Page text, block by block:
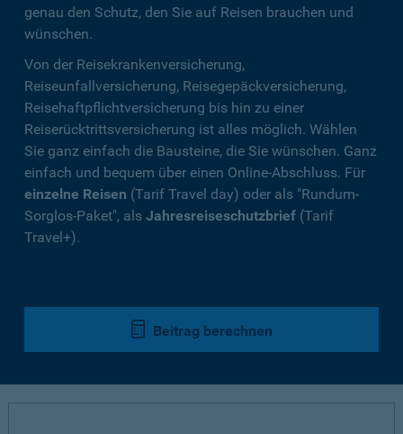
genau den Schutz, den Sie auf Reisen brauchen und
wünschen.
Von der Reisekrankenversicherung,
Reiseunfallversicherung, Reisegepäckversicherung,
Reisehaftpflichtversicherung bis hin zu einer
Reiserücktrittsversicherung ist alles möglich. Wählen
Sie ganz einfach die Bausteine, die Sie wünschen. Ganz
einfach und bequem über einen Online-Abschluss. Für
einzelne Reisen (Tarif Travel day) oder als "Rundum-
Sorglos-Paket", als Jahresreiseschutzbrief (Tarif
Travel+).
Beitrag berechnen